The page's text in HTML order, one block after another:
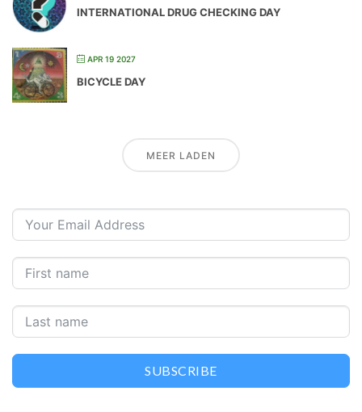
INTERNATIONAL DRUG CHECKING DAY
APR 19 2027
BICYCLE DAY
MEER LADEN
SUBSCRIBE